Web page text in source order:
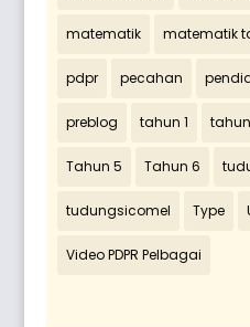
matematik matematik
pdpr pecahan
preblog tahun 1
Tahun 5 Tahun 6
tudungsicomel Type
Video PDPR Pelbagai